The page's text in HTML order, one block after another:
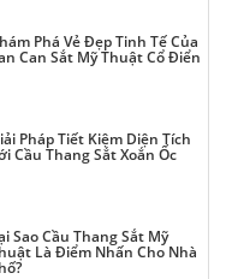
Phá Vẻ Đẹp Tinh Tế Của
Can Sắt Mỹ Thuật Cổ Điển
Pháp Tiết Kiệm Diện Tích
Cầu Thang Sắt Xoắn Ốc
Sao Cầu Thang Sắt Mỹ
Là Điểm Nhấn Cho Nhà